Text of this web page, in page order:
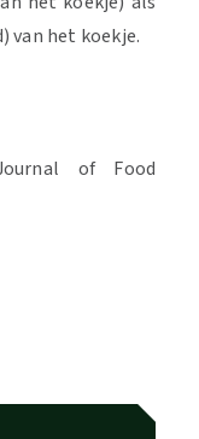
van het koekje.
of Food